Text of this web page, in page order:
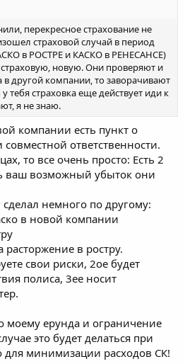
перекресное страхование не
страховой случай в период
в РОСТРЕ и КАСКО в РЕНЕСАНСЕ)
новую. Они проверяют и
в другой компании, то заворачивают
тебя страховка еще действует иди к
я не знаю.
компании есть пункт о
ответственности.
то все очень просто: Есть 2
ваш возможный убыток они
немного по другому:
в новой компании
в ростру.
свои риски, 2ое будет
полиса, 3ее носит
моему ерунда и ограничение
это будет делаться при
для минимизации расходов СК!